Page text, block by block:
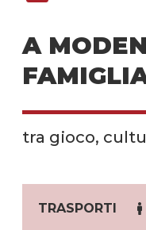
A
tra gioco,
TRASPORTI